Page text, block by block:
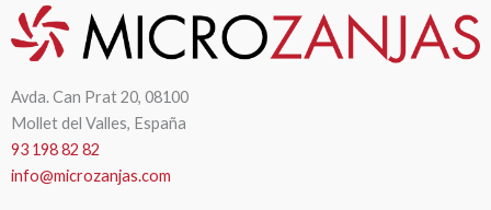
Avda. Can Prat 20, 08100
Mollet del Valles, España
93 198 82 82
info@microzanjas.com